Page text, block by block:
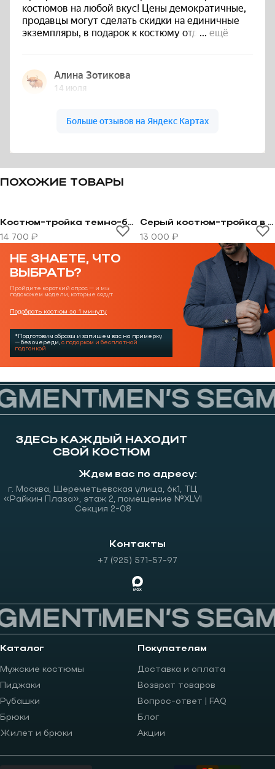
ПОХОЖИЕ ТОВАРЫ
Перейти к товару Костюм-тройка темно-бордового
Костюм-тройка темно-бордового цвета в клетку
14 700 ₽
Перейти к товару Серый Серый костюм-тройка в клетку
13 000 ₽
НЕ ЗНАЕТЕ, ЧТО
ВЫБРАТЬ?
Пройдите короткий опрос — и мы
подскажем модели, которые сядут
Подобрать костюм за 1 минуту
*Подготовим образы и запишем вас на примерку
— без очереди, с подарком и бесплатной
подгонкой
MEN’S
ЗДЕСЬ КАЖДЫЙ НАХОДИТ
СВОЙ КОСТЮМ
Ждем вас по адресу:
г. Москва, Шереметьевская улица, 6к1, ТЦ
«Райкин Плаза», этаж 2, помещение №XLVI
Секция 2-08
Контакты
+7 (925) 571-57-97
MEN’S
Каталог
Мужские костюмы
Пиджаки
Рубашки
Брюки
Жилет и брюки
Покупателям
Доставка и оплата
Возврат товаров
Вопрос-ответ | FAQ
Блог
Акции